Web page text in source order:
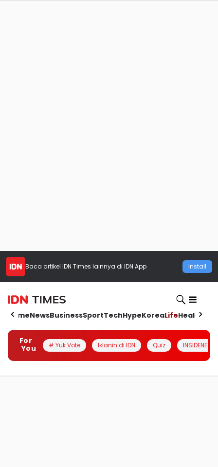
Baca artikel IDN Times lainnya di IDN App Install
HomeNewsBusinessSportTechHypeKoreaLifeHealth
For
You
# Yuk Vote Iklanin di IDN Quiz INSIDENESIA